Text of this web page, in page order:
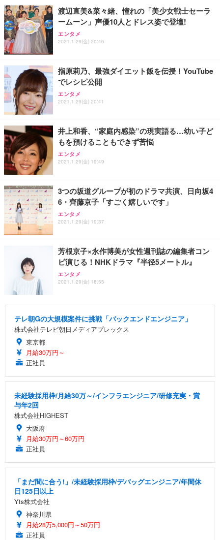
渡辺直美&菜々緒、憧れの「美少女戦士セーラ
ームーン」声優10人とドレス姿で登壇!
エンタメ
2021.1.29(金) 20:46
指原莉乃、最強ダイエット飯を伝授！YouTube
でレシピ公開
エンタメ
2021.1.29(金) 20:41
井上和香、“家庭内感染”の現実語る…幼い子ど
もを預けることもできず苦悩
エンタメ
2021.1.29(金) 19:49
3つの坂道グループが初のドラマ共演、日向坂4
6・齊藤京子「すごく嬉しいです」
エンタメ
2021.1.29(金) 19:37
芳根京子×永作博美が女性週刊誌の編集者コン
ビ演じる！NHKドラマ『半径5メートル』
エンタメ
2021.1.29(金) 18:55
テレ朝Gの大規模案件に挑戦「バックエンドエンジニア」
株式会社テレビ朝日メディアプレックス
東京都
月給30万円～
正社員
未経験採用枠/月給30万～/インフラエンジニア/研修充実・賞
与年2回
株式会社HIGHEST
大阪府
月給30万円～60万円
正社員
「まだ間に合う!」/未経験採用枠/デバッグエンジニア/年間休
日125日以上
Yts株式会社
神奈川県
月給28万5,000円～50万円
正社員